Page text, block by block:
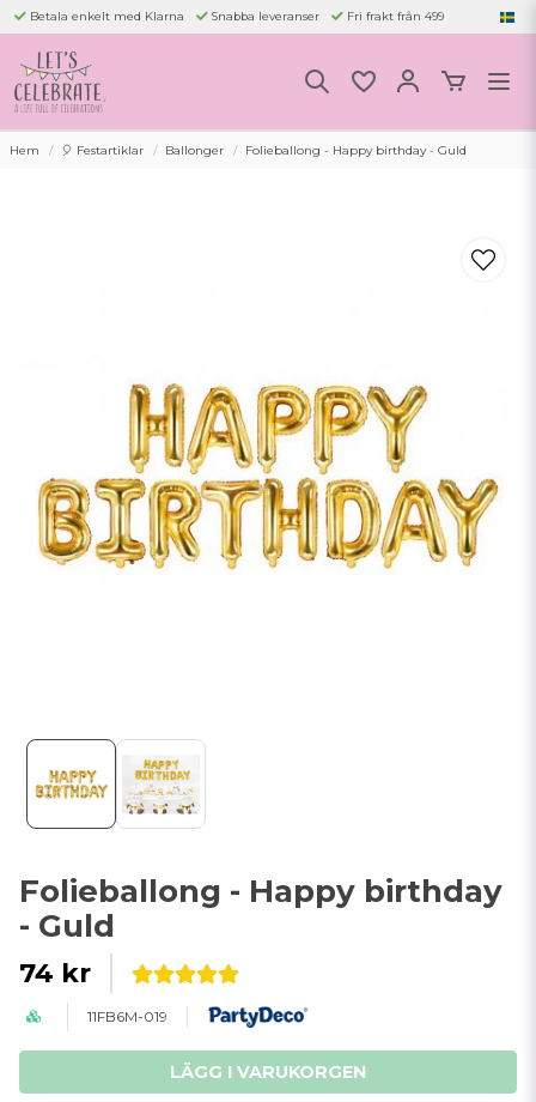
Betala enkelt med Klarna Snabba leveranser Fri frakt från 499
Hem 🎈 Festartiklar Ballonger Folieballong - Happy birthday - Guld
Folieballong - Happy birthday
- Guld
74 kr
11FB6M-019
LÄGG I VARUKORGEN